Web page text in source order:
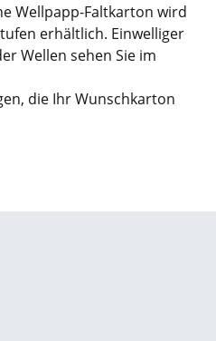
Wellpapp-Faltkarton wird
erhältlich. Einwelliger
Wellen sehen Sie im
die Ihr Wunschkarton